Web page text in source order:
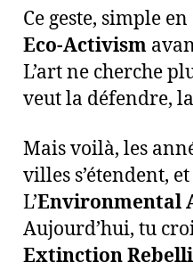
Ce geste, simple
Eco-Activism
L’art ne cherche
veut la défendre,
Mais voilà, les
villes s’étendent,
L’Environmental
Aujourd’hui, tu
Extinction